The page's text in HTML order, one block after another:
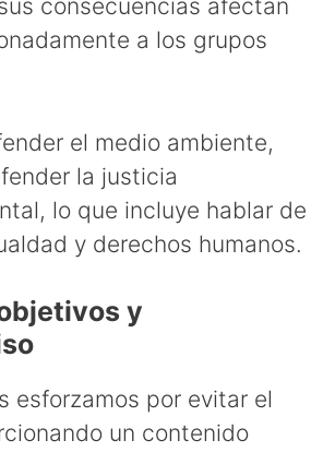
consecuencias afectan
a los grupos
el medio ambiente,
la justicia
lo que incluye hablar de
y derechos humanos.
y
esforzamos por evitar el
un contenido